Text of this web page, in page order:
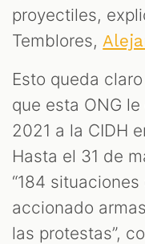
proyectiles,
Temblores,
Esto queda
que esta ONG
2021 a la CIDH
Hasta el 31 de
“184
accionado
las protestas”,